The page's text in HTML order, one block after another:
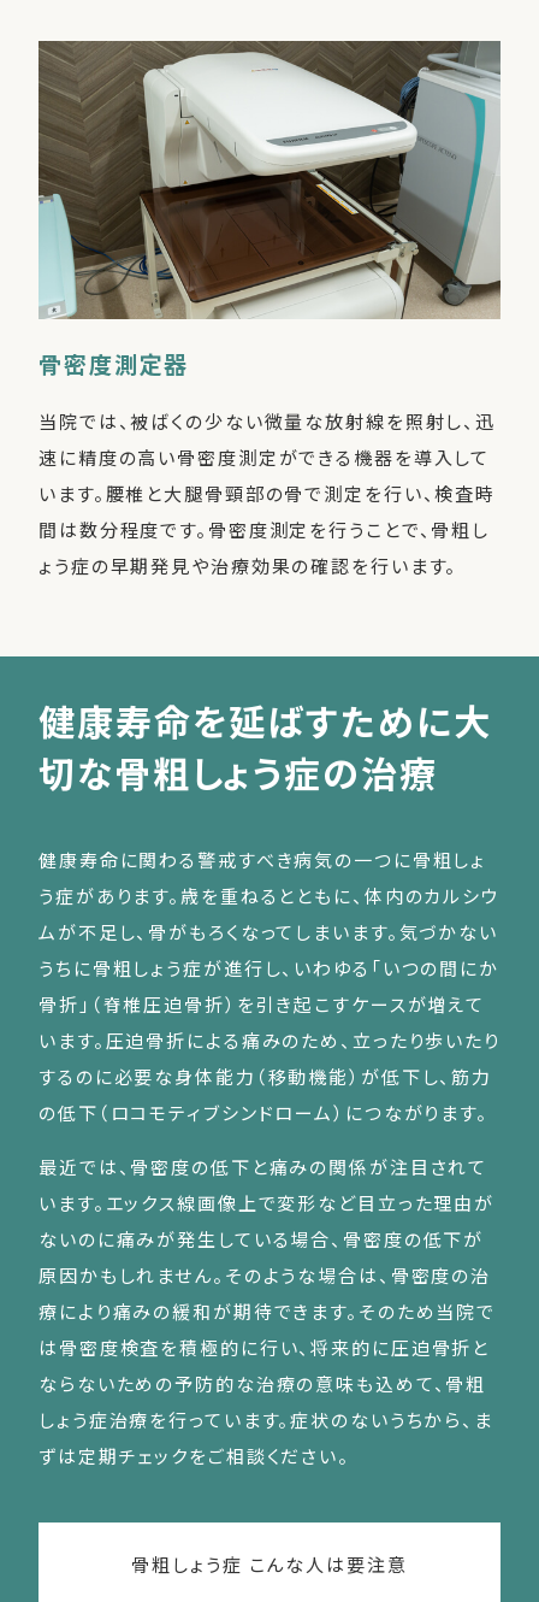
骨密度測定器
当院では、被ばくの少ない微量な放射線を照射し、迅
速に精度の高い骨密度測定ができる機器を導入して
います。腰椎と大腿骨頸部の骨で測定を行い、検査時
間は数分程度です。骨密度測定を行うことで、骨粗し
ょう症の早期発見や治療効果の確認を行います。
健康寿命を延ばすために大
切な骨粗しょう症の治療
健康寿命に関わる警戒すべき病気の一つに骨粗しょ
う症があります。歳を重ねるとともに、体内のカルシウ
ムが不足し、骨がもろくなってしまいます。気づかない
うちに骨粗しょう症が進行し、いわゆる「いつの間にか
骨折」（脊椎圧迫骨折）を引き起こすケースが増えて
います。圧迫骨折による痛みのため、立ったり歩いたり
するのに必要な身体能力（移動機能）が低下し、筋力
の低下（ロコモティブシンドローム）につながります。
最近では、骨密度の低下と痛みの関係が注目されて
います。エックス線画像上で変形など目立った理由が
ないのに痛みが発生している場合、骨密度の低下が
原因かもしれません。そのような場合は、骨密度の治
療により痛みの緩和が期待できます。そのため当院で
は骨密度検査を積極的に行い、将来的に圧迫骨折と
ならないための予防的な治療の意味も込めて、骨粗
しょう症治療を行っています。症状のないうちから、ま
ずは定期チェックをご相談ください。
骨粗しょう症 こんな人は要注意